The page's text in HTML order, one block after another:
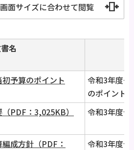
画面サイズに合わせて閲覧
名
予算のポイント
令和3年度一
のポイント
PDF：3,025KB）
令和3年度予
成方針（PDF：
令和3年度予